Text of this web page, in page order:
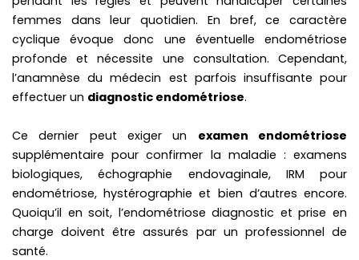
femmes dans leur quotidien. En bref, ce caractère
cyclique évoque donc une éventuelle endométriose
profonde et nécessite une consultation. Cependant,
l’anamnèse du médecin est parfois insuffisante pour
effectuer un diagnostic endométriose.
Ce dernier peut exiger un examen endométriose
supplémentaire pour confirmer la maladie : examens
biologiques, échographie endovaginale, IRM pour
endométriose, hystérographie et bien d’autres encore.
Quoiqu’il en soit, l’endométriose diagnostic et prise en
charge doivent être assurés par un professionnel de
santé.